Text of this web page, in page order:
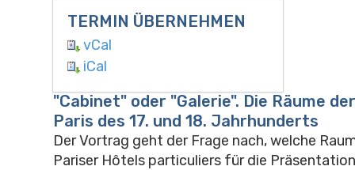
TERMIN ÜBERNEHMEN
vCal
iCal
"Cabinet" oder "Galerie". Die Räume
Paris des 17. und 18. Jahrhunderts
Der Vortrag geht der Frage nach, welche
Pariser Hôtels particuliers für die